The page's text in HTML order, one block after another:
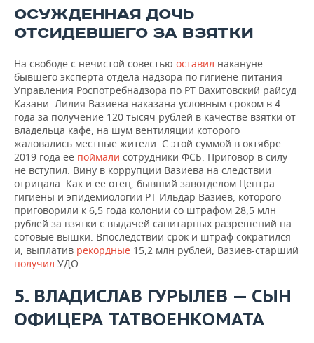
ОСУЖДЕННАЯ ДОЧЬ
ОТСИДЕВШЕГО ЗА ВЗЯТКИ
На свободе с нечистой совестью оставил накануне
бывшего эксперта отдела надзора по гигиене питания
Управления Роспотребнадзора по РТ Вахитовский райсуд
Казани. Лилия Вазиева наказана условным сроком в 4
года за получение 120 тысяч рублей в качестве взятки от
владельца кафе, на шум вентиляции которого
жаловались местные жители. С этой суммой в октябре
2019 года ее поймали сотрудники ФСБ. Приговор в силу
не вступил. Вину в коррупции Вазиева на следствии
отрицала. Как и ее отец, бывший завотделом Центра
гигиены и эпидемиологии РТ Ильдар Вазиев, которого
приговорили к 6,5 года колонии со штрафом 28,5 млн
рублей за взятки с выдачей санитарных разрешений на
сотовые вышки. Впоследствии срок и штраф сократился
и, выплатив рекордные 15,2 млн рублей, Вазиев-старший
получил УДО.
5. ВЛАДИСЛАВ ГУРЫЛЕВ — СЫН
ОФИЦЕРА ТАТВОЕНКОМАТА